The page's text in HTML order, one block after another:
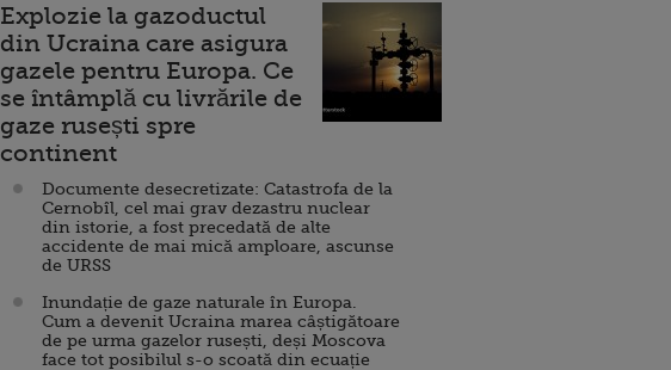
Explozie la gazoductul
din Ucraina care asigura
gazele pentru Europa. Ce
se întâmplă cu livrările de
gaze rusești spre
continent
Documente desecretizate: Catastrofa de la
Cernobîl, cel mai grav dezastru nuclear
din istorie, a fost precedată de alte
accidente de mai mică amploare, ascunse
de URSS
Inundație de gaze naturale în Europa.
Cum a devenit Ucraina marea câștigătoare
de pe urma gazelor rusești, deși Moscova
face tot posibilul s-o scoată din ecuație